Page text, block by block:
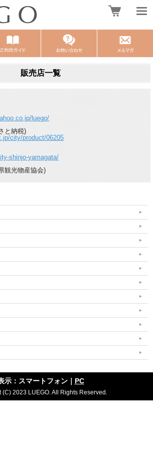
販売店一覧
luego/
と納税)
city/product/06205
shinjo-yamagata/
観光物産協会)
示：スマートフォン｜ PC
(C) 2023 LUEGO. All Rights Reserved.